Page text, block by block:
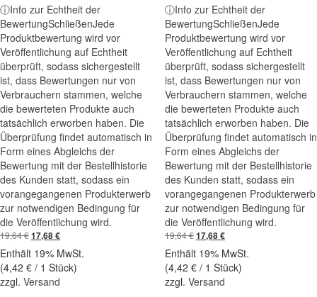
Bewertet mit
5.00
von 5
ⓘInfo zur Echtheit der
BewertungSchließenJede
Produktbewertung wird vor
Veröffentlichung auf Echtheit
überprüft, sodass sichergestellt
ist, dass Bewertungen nur von
Verbrauchern stammen, welche
die bewerteten Produkte auch
tatsächlich erworben haben. Die
Überprüfung findet automatisch in
Form eines Abgleichs der
Bewertung mit der Bestellhistorie
des Kunden statt, sodass ein
vorangegangenen Produkterwerb
zur notwendigen Bedingung für
die Veröffentlichung wird.
19,64€Ursprünglicher
war:
19,64 €
17,68€
Preis
ist:
17,68 €.
Enthält 19% MwSt.
(4,42 € / 1 Stück)
zzgl. Versand
Bewertet mit
5.00
von 5
ⓘInfo zur Echtheit der
BewertungSchließenJede
Produktbewertung wird vor
Veröffentlichung auf Echtheit
überprüft, sodass sichergestellt
ist, dass Bewertungen nur von
Verbrauchern stammen, welche
die bewerteten Produkte auch
tatsächlich erworben haben. Die
Überprüfung findet automatisch in
Form eines Abgleichs der
Bewertung mit der Bestellhistorie
des Kunden statt, sodass ein
vorangegangenen Produkterwerb
zur notwendigen Bedingung für
die Veröffentlichung wird.
19,64€Ursprünglicher
war:
19,64 €
17,68€Aktueller
Preis
ist:
17,68 €.
Enthält 19% MwSt.
(4,42 €/ 1 Stück)
zzgl. Versand